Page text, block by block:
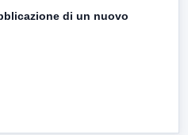
di un nuovo